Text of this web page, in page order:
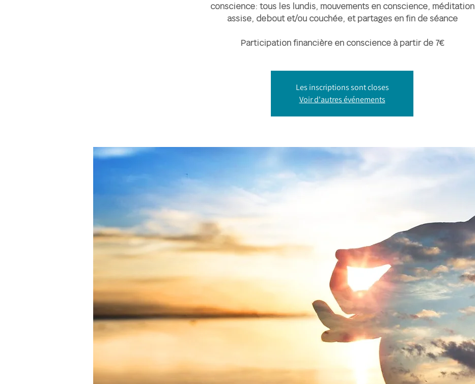
conscience: tous les lundis, mouvements en conscience, méditation
assise, debout et/ou couchée, et partages en fin de séance
Participation financière en conscience à partir de 7€
Les inscriptions sont closes
Voir d'autres événements